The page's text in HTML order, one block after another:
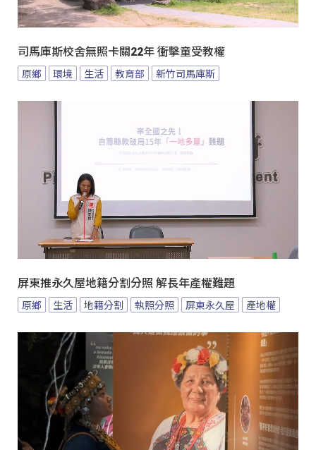
司馬庫斯校舍無照卡關22年 衝擊童受教權
原鄉 環境 生活 教育部 新竹司馬庫斯
屏東推永久屋地籍分割分照 解長年產權難題
原鄉 生活 地籍分割 執照分照 屏東永久屋 產地權